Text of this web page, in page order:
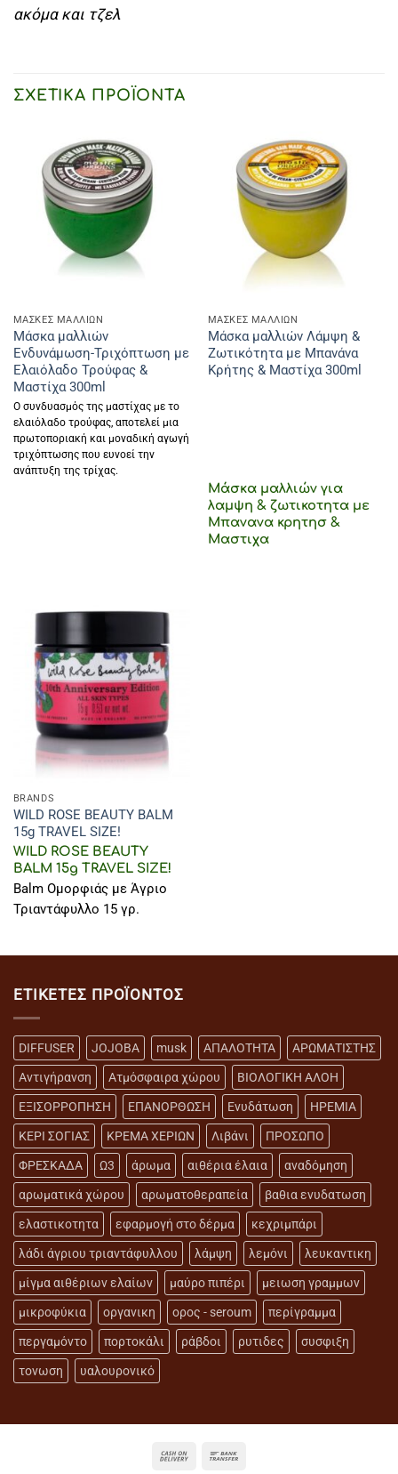
ακόμα και τζελ
ΣΧΕΤΙΚΆ ΠΡΟΪΌΝΤΑ
MAΣΚΕΣ ΜΑΛΛΙΩΝ
Μάσκα μαλλιών
Ενδυνάμωση-Τριχόπτωση με
Ελαιόλαδο Τρούφας &
Μαστίχα 300ml
Ο συνδυασμός της μαστίχας με το
ελαιόλαδο τρούφας, αποτελεί μια
πρωτοποριακή και μοναδική αγωγή
τριχόπτωσης που ευνοεί την
ανάπτυξη της τρίχας.
MAΣΚΕΣ ΜΑΛΛΙΩΝ
Μάσκα μαλλιών Λάμψη &
Ζωτικότητα με Μπανάνα
Κρήτης & Μαστίχα 300ml
Μάσκα μαλλιών για
λαμψη & ζωτικοτητα με
Μπανανα κρητησ &
Μαστιχα
BRANDS
WILD ROSE BEAUTY BALM
15g TRAVEL SIZE!
WILD ROSE BEAUTY
BALM 15g TRAVEL SIZE!
Balm Ομορφιάς με Άγριο
Τριαντάφυλλο 15 γρ.
ΕΤΙΚΈΤΕΣ ΠΡΟΪΌΝΤΟΣ
DIFFUSER JOJOBA musk ΑΠΑΛΟΤΗΤΑ ΑΡΩΜΑΤΙΣΤΗΣ
Αντιγήρανση Ατμόσφαιρα χώρου ΒΙΟΛΟΓΙΚΗ ΑΛΟΗ
ΕΞΙΣΟΡΡΟΠΗΣΗ ΕΠΑΝΟΡΘΩΣΗ Ενυδάτωση ΗΡΕΜΙΑ
ΚΕΡΙ ΣΟΓΙΑΣ ΚΡΕΜΑ ΧΕΡΙΩΝ Λιβάνι ΠΡΟΣΩΠΟ
ΦΡΕΣΚΑΔΑ Ω3 άρωμα αιθέρια έλαια αναδόμηση
αρωματικά χώρου αρωματοθεραπεία βαθια ενυδατωση
ελαστικοτητα εφαρμογή στο δέρμα κεχριμπάρι
λάδι άγριου τριαντάφυλλου λάμψη λεμόνι λευκαντικη
μίγμα αιθέριων ελαίων μαύρο πιπέρι μειωση γραμμων
μικροφύκια οργανικη ορος - seroum περίγραμμα
περγαμόντο πορτοκάλι ράβδοι ρυτιδες συσφιξη
τονωση υαλουρονικό